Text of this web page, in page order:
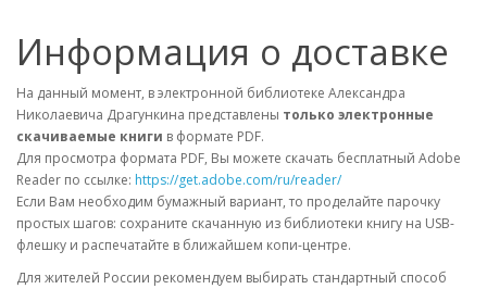
Информация о доставке
На данный момент, в электронной библиотеке Александра
Николаевича Драгункина представлены только электронные
скачиваемые книги в формате PDF.
Для просмотра формата PDF, Вы можете скачать бесплатный Adobe
Reader по ссылке: https://get.adobe.com/ru/reader/
Если Вам необходим бумажный вариант, то проделайте парочку
простых шагов: сохраните скачанную из библиотеки книгу на USB-
флешку и распечатайте в ближайшем копи-центре.
Для жителей России рекомендуем выбирать стандартный способ